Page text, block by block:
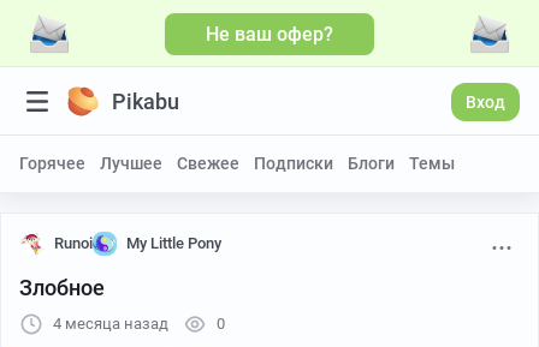
Не ваш офер?
Pikabu Вход
Горячее Лучшее Свежее Подписки Блоги Темы
Runoi My Little Pony
Злобное
4 месяца назад 0